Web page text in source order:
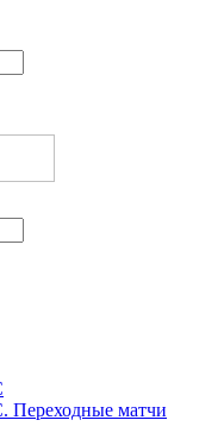
Переходные матчи